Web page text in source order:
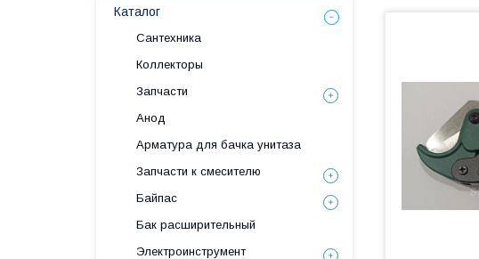
Каталог
Сантехника
Коллекторы
Запчасти
Анод
Арматура для бачка унитаза
Запчасти к смесителю
Байпас
Бак расширительный
Электроинструмент